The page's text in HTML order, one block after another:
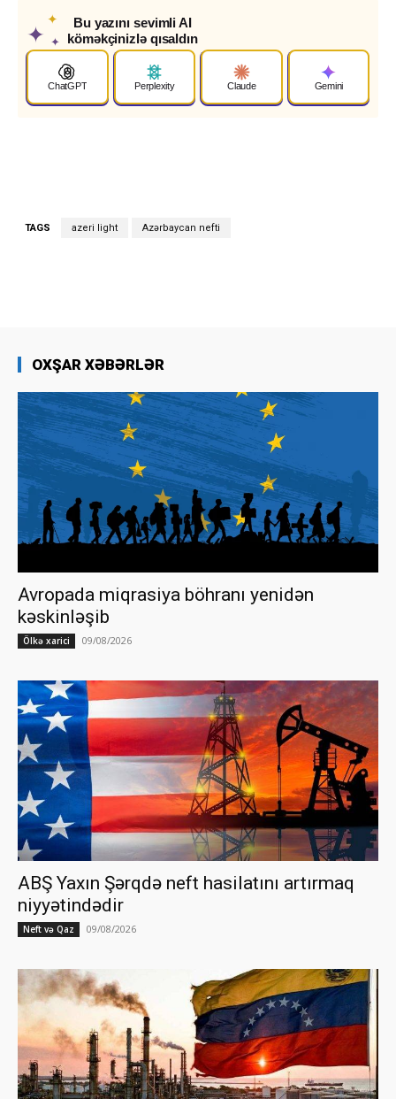
✦
✦
✦
Bu yazını sevimli AI
köməkçinizlə qısaldın
ChatGPT Perplexity Claude Gemini
TAGS azeri light Azərbaycan nefti
OXŞAR XƏBƏRLƏR
Avropada miqrasiya böhranı yenidən
kəskinləşib
Ölkə xarici 09/08/2026
ABŞ Yaxın Şərqdə neft hasilatını artırmaq
niyyətindədir
Neft və Qaz 09/08/2026